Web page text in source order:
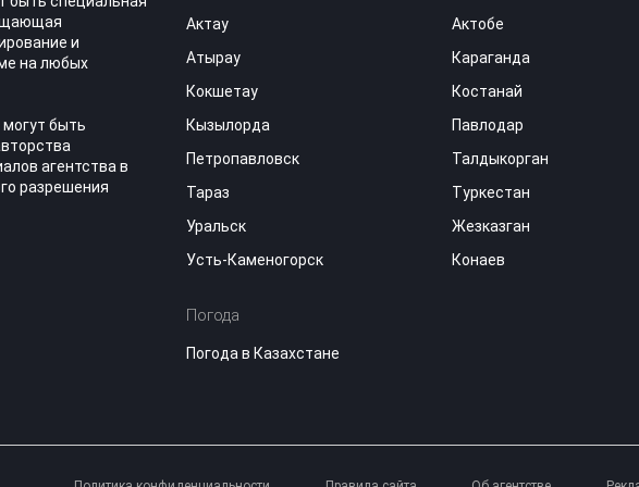
и
на любых
быть
агентства в
разрешения
Актау
Актобе
Атырау
Караганда
Кокшетау
Костанай
Кызылорда
Павлодар
Петропавловск
Талдыкорган
Тараз
Туркестан
Уральск
Жезказган
Усть-Каменогорск
Конаев
Погода
Погода в Казахстане